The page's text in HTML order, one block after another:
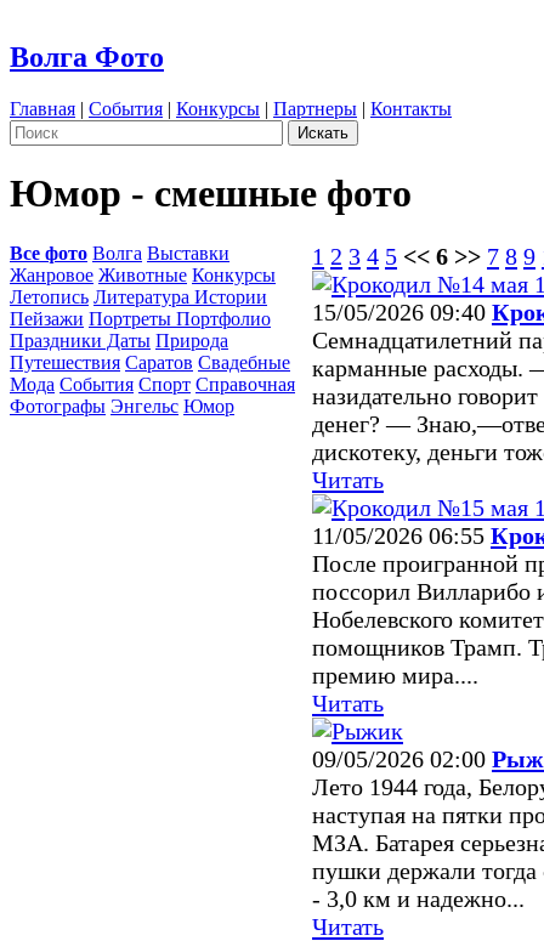
Волга Фото
Главная | События | Конкурсы | Партнеры | Контакты
Юмор - смешные фото
Все фото Волга Выставки
Жанровое Животные Конкурсы
Летопись Литература Истории
Пейзажи Портреты Портфолио
Праздники Даты Природа
Путешествия Саратов Свадебные
Мода События Спорт Справочная
Фотографы Энгельс Юмор
1 2 3 4 5 << 6 >> 7 8 9
15/05/2026 09:40
Семнадцатилетний
карманные
назидательно
денег? —
дискотеку, деньги
Читать
11/05/2026 06:55
После проигранной
поссорил Вилларибо
Нобелевского
помощников Трамп.
премию мира....
Читать
09/05/2026 02:00
Лето 1944 года,
наступая на пятки
МЗА. Батарея
пушки держали
- 3,0 км и надежно...
Читать